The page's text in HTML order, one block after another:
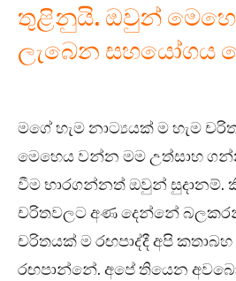
තුළිනුයි. ඔවුන්
ලැබෙන සහයෝගය
මගේ හැම නාට්‍යයක් ම හැම
මෙහෙය වන්න මම උත්සාහ
වීම භාරගන්නත් ඔවුන් සුදානම්.
චරිතවලට අණ දෙන්නේ
චරිතයක් ම රඟපාද්දී අපි
රඟපාන්නේ. අපේ තියෙන